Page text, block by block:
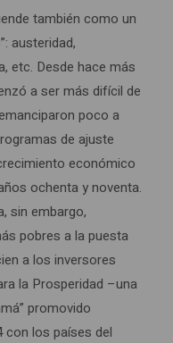
también como un
austeridad,
etc. Desde hace más
a ser más difícil de
poco a
de ajuste
económico
ochenta y noventa.
sin embargo,
pobres a la puesta
a los inversores
la Prosperidad –una
promovido
con los países del